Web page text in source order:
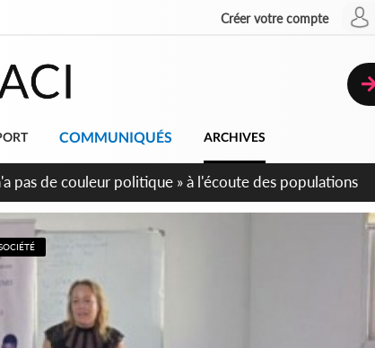
Créer votre compte
COMMUNIQUÉS ARCHIVES
de groupes armés